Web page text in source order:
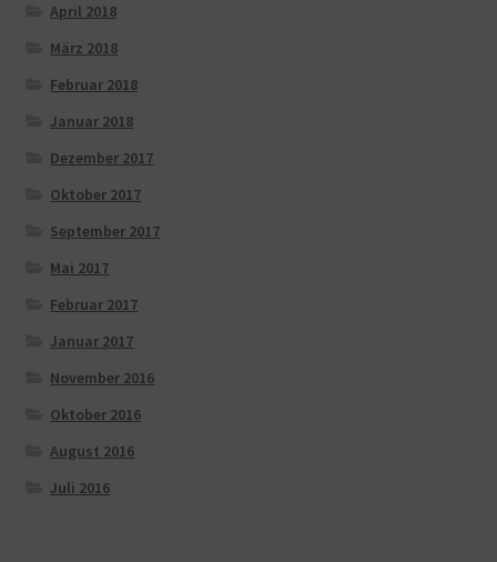
April 2018
März 2018
Februar 2018
Januar 2018
Dezember 2017
Oktober 2017
September 2017
Mai 2017
Februar 2017
Januar 2017
November 2016
Oktober 2016
August 2016
Juli 2016